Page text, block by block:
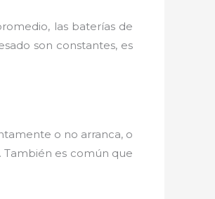
las baterías de
son constantes, es
o no arranca, o
También es común que